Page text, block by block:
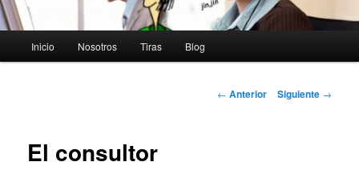
principal
Inicio Nosotros Tiras Blog
Navegación
← Anterior Siguiente →
El consultor